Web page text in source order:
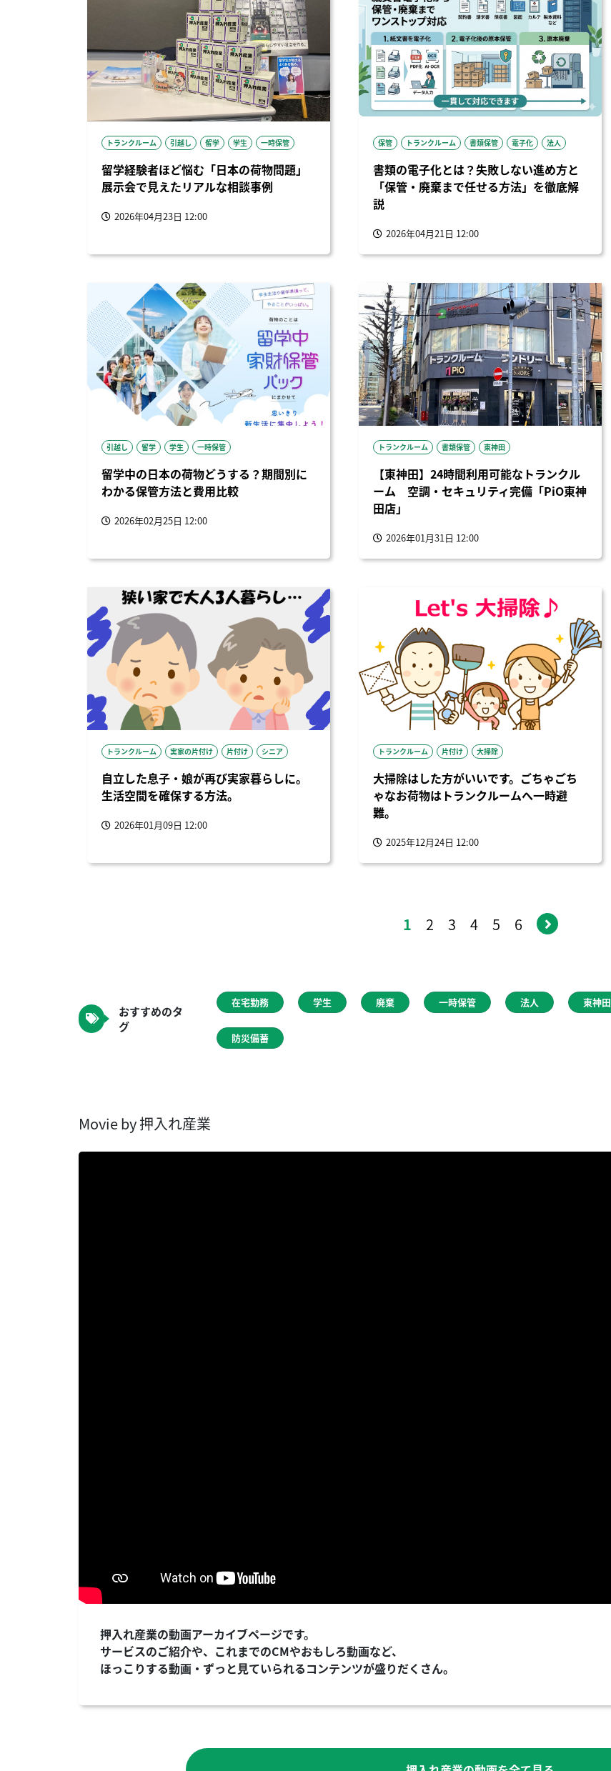
トランクルーム 引越し 留学 学生 一時保管
留学経験者ほど悩む「日本の荷物問題」
展示会で見えたリアルな相談事例
2026年04月23日 12:00
保管 トランクルーム 書類保管 電子化 法人
書類の電子化とは？失敗しない進め方と
「保管・廃棄まで任せる方法」を徹底解
説
2026年04月21日 12:00
引越し 留学 学生 一時保管
留学中の日本の荷物どうする？期間別に
わかる保管方法と費用比較
2026年02月25日 12:00
トランクルーム 書類保管 東神田
【東神田】24時間利用可能なトランクル
ーム 空調・セキュリティ完備「PiO東神
田店」
2026年01月31日 12:00
トランクルーム 実家の片付け 片付け シニア
自立した息子・娘が再び実家暮らしに。
生活空間を確保する方法。
2026年01月09日 12:00
トランクルーム 片付け 大掃除
大掃除はした方がいいです。ごちゃごち
ゃなお荷物はトランクルームへ一時避
難。
2025年12月24日 12:00
1 2 3 4 5 6
おすすめのタ
グ
在宅勤務 学生 廃棄 一時保管 法人 東神田
防災備蓄
Movie by 押入れ産業
押入れ産業の動画アーカイブページです。
サービスのご紹介や、これまでのCMやおもしろ動画など、
ほっこりする動画・ずっと見ていられるコンテンツが盛りだくさん。